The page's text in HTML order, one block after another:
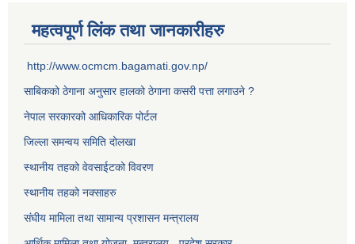
महत्वपूर्ण लिंक तथा जानकारीहरु
http://www.ocmcm.bagamati.gov.np/
साबिकको ठेगाना अनुसार हालको ठेगाना कसरी पत्ता लगाउने ?
नेपाल सरकारको आधिकारिक पोर्टल
जिल्ला समन्वय समिति दोलखा
स्थानीय तहको वेवसाईटको विवरण
स्थानीय तहको नक्साहरु
संघीय मामिला तथा सामान्य प्रशासन मन्त्रालय